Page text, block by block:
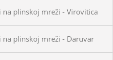
plinskoj mreži - Virovitica
plinskoj mreži - Daruvar